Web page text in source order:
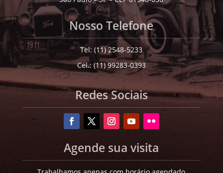
Nosso Telefone
Tel: (11) 2548-5233
Cel.: (11) 99283-0393
Redes Sociais
Agende sua visita